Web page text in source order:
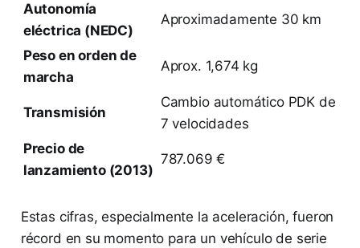
Autonomía
eléctrica (NEDC)
Aproximadamente 30 km
Peso en orden de
marcha
Aprox. 1,674 kg
Transmisión
Cambio automático PDK de
7 velocidades
Precio de
lanzamiento (2013)
787.069 €
Estas cifras, especialmente la aceleración, fueron
récord en su momento para un vehículo de serie